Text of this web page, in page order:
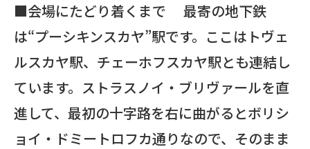
■会場にたどり着くまで 最寄の地下鉄
は“プーシキンスカヤ”駅です。ここはトヴェ
ルスカヤ駅、チェーホフスカヤ駅とも連結し
ています。ストラスノイ・ブリヴァールを直
進して、最初の十字路を右に曲がるとボリシ
ョイ・ドミートロフカ通りなので、そのまま